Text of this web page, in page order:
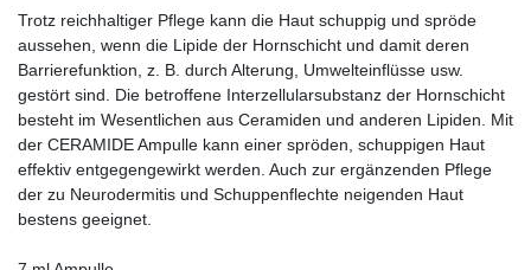
Trotz reichhaltiger Pflege kann die Haut schuppig und spröde
aussehen, wenn die Lipide der Hornschicht und damit deren
Barrierefunktion, z. B. durch Alterung, Umwelteinflüsse usw.
gestört sind. Die betroffene Interzellularsubstanz der Hornschicht
besteht im Wesentlichen aus Ceramiden und anderen Lipiden. Mit
der CERAMIDE Ampulle kann einer spröden, schuppigen Haut
effektiv entgegengewirkt werden. Auch zur ergänzenden Pflege
der zu Neurodermitis und Schuppenflechte neigenden Haut
bestens geeignet.